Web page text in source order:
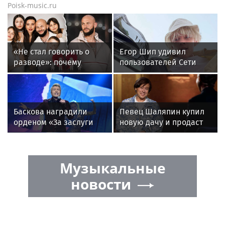
Poisk-music.ru
«Не стал говорить о
разводе»: почему
Джиган после
расставания
неожиданно сделал
главным своих детей
Егор Шип удивил
пользователей Сети
кардинальной сменой
своего имиджа
Баскова наградили
орденом «За заслуги
перед отечеством»
Певец Шаляпин купил
новую дачу и продаст
старую
Музыкальные
новости